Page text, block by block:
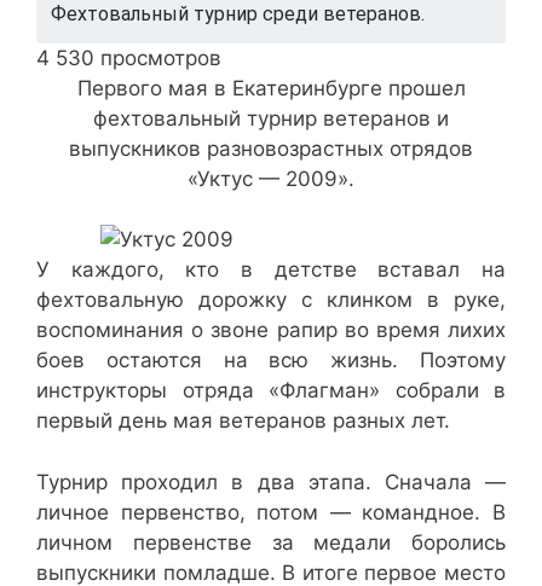
Фехтовальный турнир среди ветеранов.
4 530 просмотров
Первого мая в Екатеринбурге прошел
фехтовальный турнир ветеранов и
выпускников разновозрастных отрядов
«Уктус — 2009».
У каждого, кто в детстве вставал на
фехтовальную дорожку с клинком в руке,
воспоминания о звоне рапир во время лихих
боев остаются на всю жизнь. Поэтому
инструкторы отряда «Флагман» собрали в
первый день мая ветеранов разных лет.
Турнир проходил в два этапа. Сначала —
личное первенство, потом — командное. В
личном первенстве за медали боролись
выпускники помладше. В итоге первое место